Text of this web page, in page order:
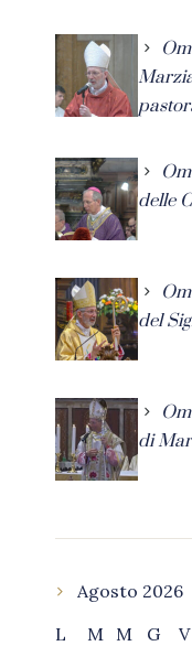
delle
del
di
Agosto 2026
L
M M G V